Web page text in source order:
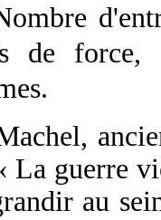
de force,
guerre
au